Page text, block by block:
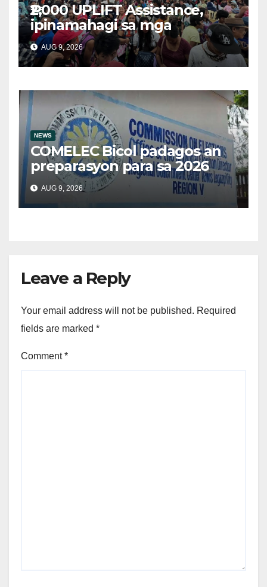
₱2,000 UPLIFT Assistance,
ipinamahagi sa mga
kwalipikadong benepisyaryo
sa Victoria, Oriental Mindoro
AUG 9, 2026
NEWS
COMELEC Bicol padagos an
preparasyon para sa 2026
BSKE
AUG 9, 2026
Leave a Reply
Your email address will not be published. Required
fields are marked *
Comment*